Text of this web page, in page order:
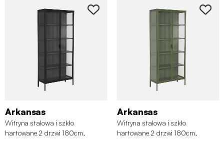
Arkansas
Witryna stalowa i szkło
hartowane 2 drzwi 180cm,
Arkansas
Witryna stalowa i szkło
hartowane 2 drzwi 180cm,